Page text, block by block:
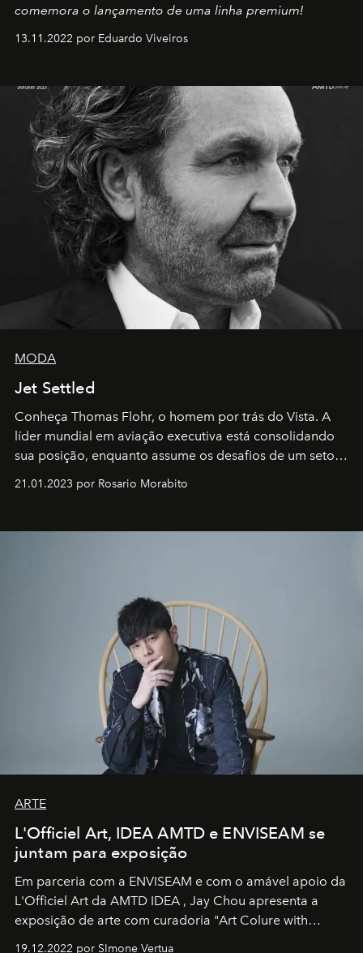
comemora o lançamento de uma linha premium!
13.11.2022 por Eduardo Viveiros
MODA
Jet Settled
Conheça Thomas Flohr, o homem por trás do Vista. A
líder mundial em aviação executiva está consolidando
sua posição, enquanto assume os desafios de um setor
em rápida evolução e redefinindo o conceito de luxo
21.01.2023 por Rosario Morabito
ARTE
L'Officiel Art, IDEA AMTD e ENVISEAM se
juntam para exposição
Em parceria com a ENVISEAM e com o amável apoio da
L'Officiel Art da AMTD IDEA , Jay Chou apresenta a
exposição de arte com curadoria "Art Colure with
19.12.2022 por SImone Vertua